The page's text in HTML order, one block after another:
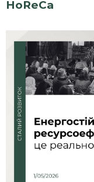
HoReCa